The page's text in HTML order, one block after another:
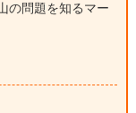
の問題を知るマー